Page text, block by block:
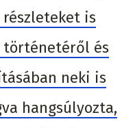
is
történetéről és
neki is
hangsúlyozta,